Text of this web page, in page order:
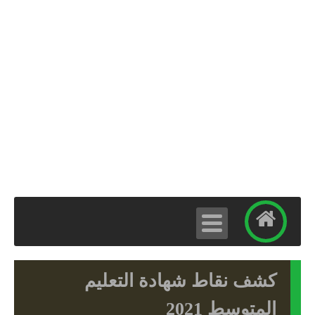
كشف نقاط شهادة التعليم
المتوسط 2021